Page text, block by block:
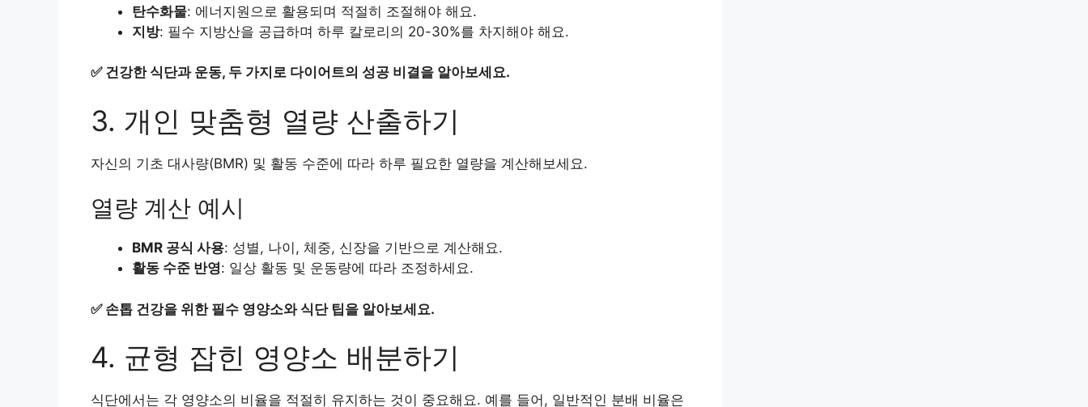
탄수화물: 에너지원으로 활용되며 적절히 조절해야 해요.
지방: 필수 지방산을 공급하며 하루 칼로리의 20-30%를 차지해야 해요.
✅ 건강한 식단과 운동, 두 가지로 다이어트의 성공 비결을 알아보세요.
3. 개인 맞춤형 열량 산출하기
자신의 기초 대사량(BMR) 및 활동 수준에 따라 하루 필요한 열량을 계산해보세요.
열량 계산 예시
BMR 공식 사용: 성별, 나이, 체중, 신장을 기반으로 계산해요.
활동 수준 반영: 일상 활동 및 운동량에 따라 조정하세요.
✅ 손톱 건강을 위한 필수 영양소와 식단 팁을 알아보세요.
4. 균형 잡힌 영양소 배분하기
식단에서는 각 영양소의 비율을 적절히 유지하는 것이 중요해요. 예를 들어, 일반적인 분배 비율은